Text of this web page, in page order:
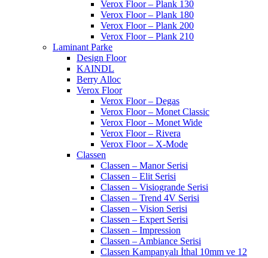
Verox Floor – Plank 130
Verox Floor – Plank 180
Verox Floor – Plank 200
Verox Floor – Plank 210
Laminant Parke
Design Floor
KAINDL
Berry Alloc
Verox Floor
Verox Floor – Degas
Verox Floor – Monet Classic
Verox Floor – Monet Wide
Verox Floor – Rivera
Verox Floor – X-Mode
Classen
Classen – Manor Serisi
Classen – Elit Serisi
Classen – Visiogrande Serisi
Classen – Trend 4V Serisi
Classen – Vision Serisi
Classen – Expert Serisi
Classen – Impression
Classen – Ambiance Serisi
Classen Kampanyalı İthal 10mm ve 12